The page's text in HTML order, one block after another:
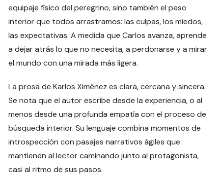
equipaje físico del peregrino, sino también el peso
interior que todos arrastramos: las culpas, los miedos,
las expectativas. A medida que Carlos avanza, aprende
a dejar atrás lo que no necesita, a perdonarse y a mirar
el mundo con una mirada más ligera.
La prosa de Karlos Ximénez es clara, cercana y sincera.
Se nota que el autor escribe desde la experiencia, o al
menos desde una profunda empatía con el proceso de
búsqueda interior. Su lenguaje combina momentos de
introspección con pasajes narrativos ágiles que
mantienen al lector caminando junto al protagonista,
casi al ritmo de sus pasos.